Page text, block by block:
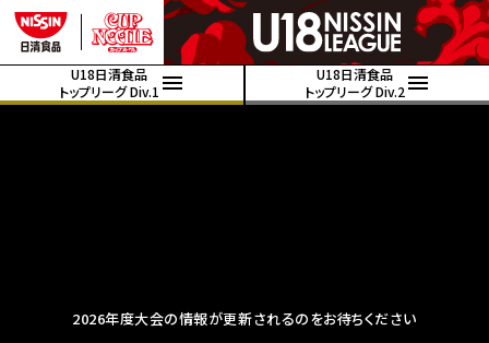
U18日清食品
トップリーグ Div.1
U18日清食品
トップリーグ Div.2
2026年度大会の情報が更新されるのをお待ちください